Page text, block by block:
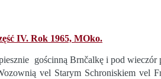
IV. Rok 1965, MOko.
gościnną Brnčalkę i pod wieczór
vel Starym Schroniskiem vel